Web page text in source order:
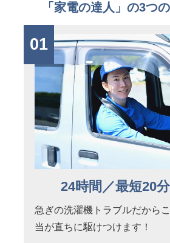
「家電の達人」の3つ
01
24時間／最短20
急ぎの洗濯機トラブルだから
当が直ちに駆けつけます！